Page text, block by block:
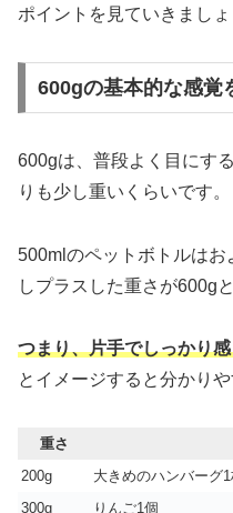
ポイントを見ていきましょ
600gの基本的な感覚
600gは、普段よく目にす
りも少し重いくらいです。
500mlのペットボトルは
しプラスした重さが600g
つまり、片手でしっかり
とイメージすると分かりや
重さ
200g
大きめのハンバーグ
300g
りんご1個